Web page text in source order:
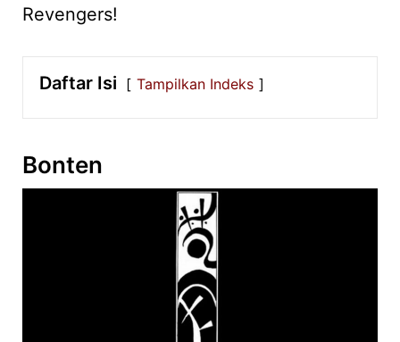
Revengers!
Daftar Isi Tampilkan Indeks
Bonten